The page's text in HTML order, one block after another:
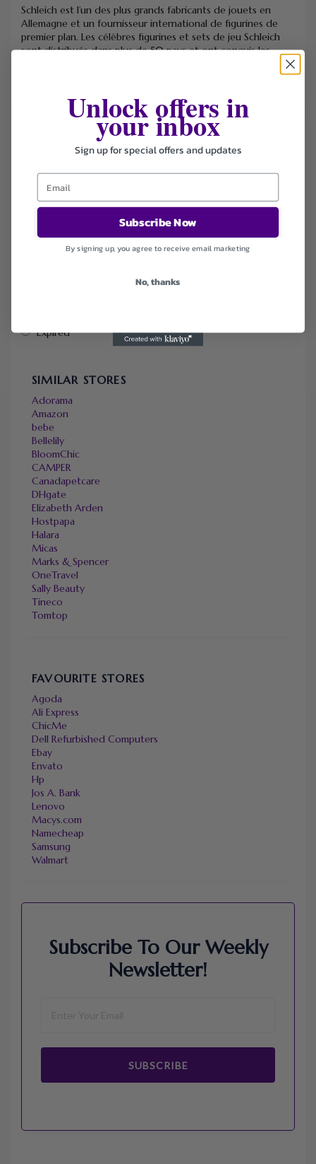
Schleich est l’un des plus grands fabricants de jouets en
Allemagne et un fournisseur international de figurines de
premier plan. Les célèbres figurines et sets de jeu Schleich
sont distribués dans plus de 50 pays et ont conquis les
FILTER STORE
Coupons
Deals
Expired
SIMILAR STORES
Adorama
Amazon
bebe
Bellelily
BloomChic
CAMPER
Canadapetcare
DHgate
Elizabeth Arden
Hostpapa
Halara
Micas
Marks & Spencer
OneTravel
Sally Beauty
Tineco
Tomtop
FAVOURITE STORES
Agoda
Ali Express
ChicMe
Dell Refurbished Computers
Ebay
Envato
Hp
Jos A. Bank
Lenovo
Macys.com
Namecheap
Samsung
Walmart
Subscribe To Our Weekly
Newsletter!
SUBSCRIBE
Unlock offers in
your inbox
Sign up for special offers and updates
Subscribe Now
By signing up, you agree to receive email marketing
No, thanks